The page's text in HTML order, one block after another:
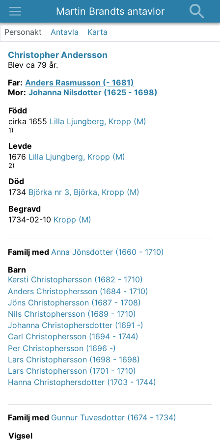
Martin Brandts antavlor
Platser
Om
Kontakt
Personakt Antavla Karta
Christopher Andersson
Blev ca 79 år.
Far: Anders Rasmusson (- 1681)
Mor: Johanna Nilsdotter (1625 - 1698)
Född
cirka 1655 Lilla Ljungberg, Kropp (M)
1)
Levde
1676 Lilla Ljungberg, Kropp (M)
2)
Död
1734 Björka nr 3, Björka, Kropp (M)
Begravd
1734-02-10 Kropp (M)
Familj med Anna Jönsdotter (1660 - 1710)
Barn
Kersti Christophersson (1682 - 1710)
Anders Christophersson (1684 - 1710)
Jöns Christophersson (1687 - 1708)
Nils Christophersson (1689 - 1710)
Johanna Christophersdotter (1691 -)
Carl Christophersson (1694 - 1744)
Per Christophersson (1696 -)
Lars Christophersson (1698 - 1698)
Lars Christophersson (1701 - 1710)
Hanna Christophersdotter (1703 - 1744)
Familj med Gunnur Tuvesdotter (1674 - 1734)
Vigsel